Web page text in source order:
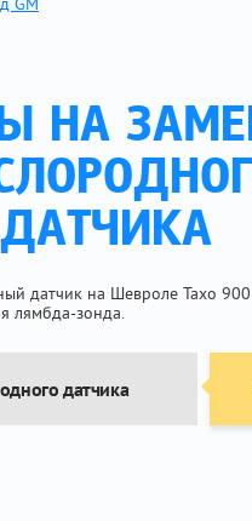
НА
ДАТЧИКА
датчик на Шевроле Тахо
лямбда-зонда.
датчика